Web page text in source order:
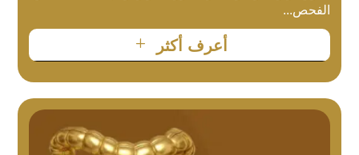
الفحص...
أعرف أكثر L